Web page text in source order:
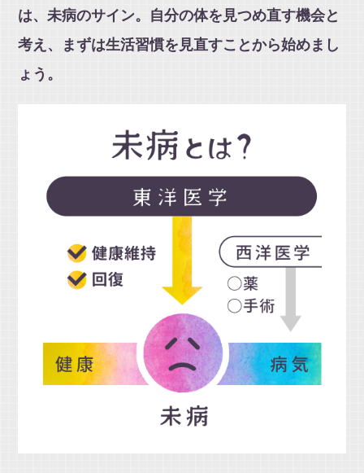
は、未病のサイン。自分の体を見つめ直す機会と
考え、まずは生活習慣を見直すことから始めまし
ょう。